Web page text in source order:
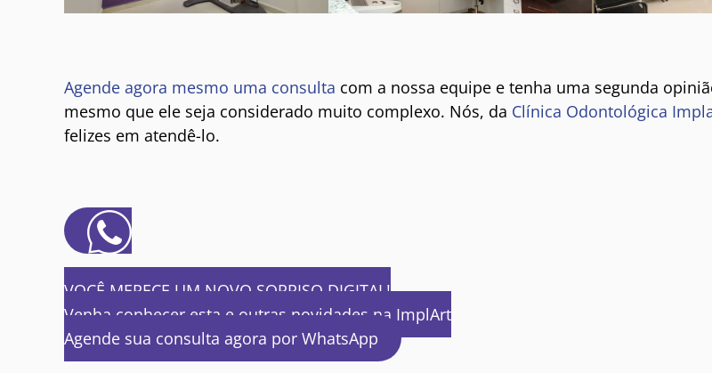
Agende agora mesmo uma consulta com a nossa equipe e tenha uma segunda
mesmo que ele seja considerado muito complexo. Nós, da Clínica Odontológica
felizes em atendê-lo.
VOCÊ MERECE UM NOVO SORRISO DIGITAL!
Venha conhecer esta e outras novidades na ImplArt
Agende sua consulta agora por WhatsApp